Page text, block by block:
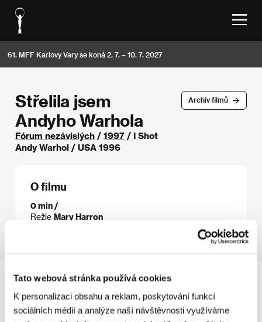
Tato webová stránka používá cookies
K personalizaci obsahu a reklam, poskytování funkcí
sociálních médií a analýze naší návštěvnosti využíváme
61. MFF Karlovy Vary se koná 2. 7. – 10. 7. 2027
Archív filmů
Střelila jsem
Andyho Warhola
Fórum nezávislých / 1997 / I Shot
Andy Warhol / USA 1996
O filmu
0 min /
Režie Mary Harron